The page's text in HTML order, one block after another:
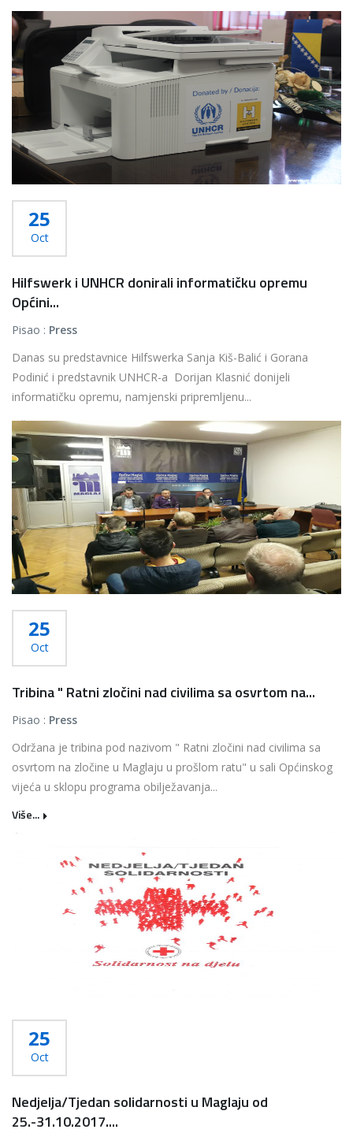
25
Oct
Hilfswerk i UNHCR donirali informatičku opremu
Općini...
Pisao : Press
Danas su predstavnice Hilfswerka Sanja Kiš-Balić i Gorana
Podinić i predstavnik UNHCR-a Dorijan Klasnić donijeli
informatičku opremu, namjenski pripremljenu...
Više...
25
Oct
Tribina " Ratni zločini nad civilima sa osvrtom na...
Pisao : Press
Održana je tribina pod nazivom " Ratni zločini nad civilima sa
osvrtom na zločine u Maglaju u prošlom ratu" u sali Općinskog
vijeća u sklopu programa obilježavanja...
Više...
25
Oct
Nedjelja/Tjedan solidarnosti u Maglaju od
25.-31.10.2017....